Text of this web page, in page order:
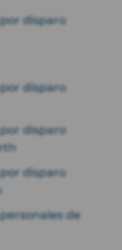
disparo
disparo
disparo
disparo
de